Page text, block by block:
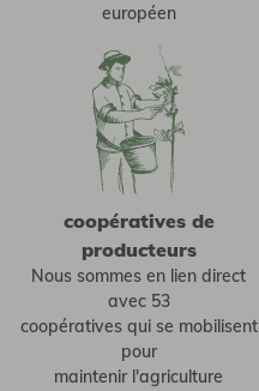
européen
coopératives de
producteurs
Nous sommes en lien direct
avec 53
coopératives qui se mobilisent
pour
maintenir l'agriculture